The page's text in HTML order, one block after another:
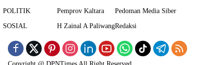
POLITIK
SOSIAL
Pemprov Kaltara
H Zainal A Paliwang
Pedoman Media Siber
Redaksi